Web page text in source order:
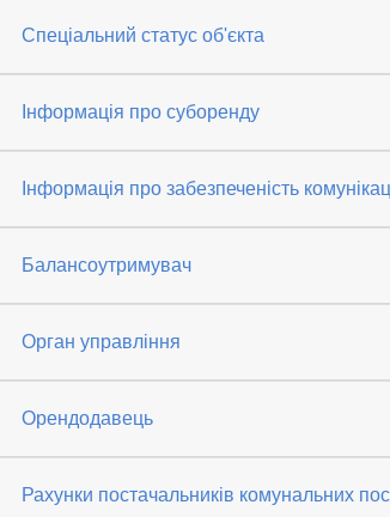
Спеціальний статус об'єкта
Інформація про суборенду
Інформація про забезпеченість
Балансоутримувач
Орган управління
Орендодавець
Рахунки постачальників комунальних